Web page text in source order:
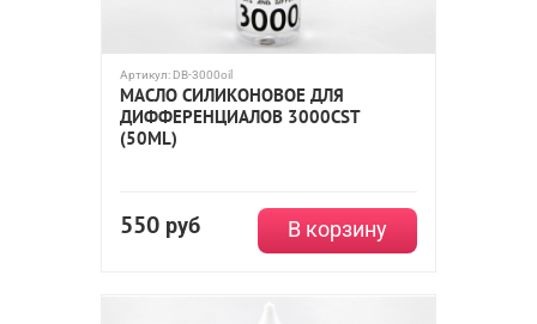
Артикул: DB-3000oil
МАСЛО СИЛИКОНОВОЕ ДЛЯ
ДИФФЕРЕНЦИАЛОВ 3000CST
(50ML)
550 руб В корзину